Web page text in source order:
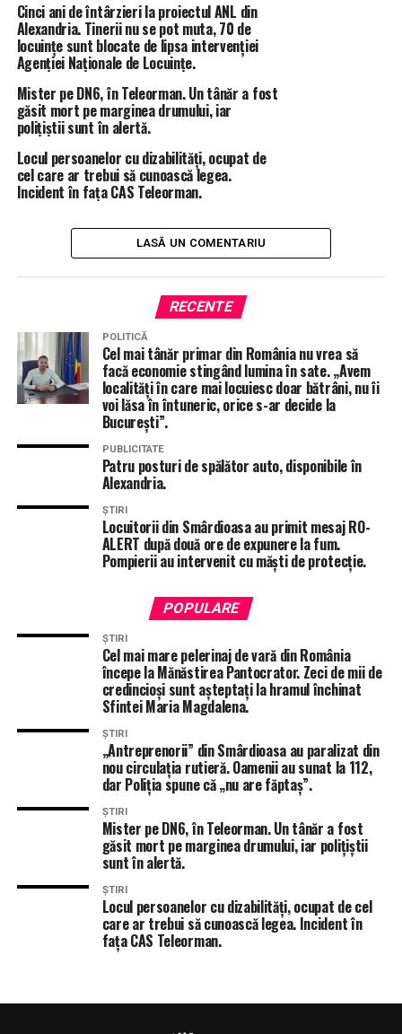
care aspir mă va ajuta să aduc cât mai multe fonduri
pentru un trai mai bun pentru teleormăneni și pentru
dezvoltarea județului nostru”
, a transmis deputatul
Costel Barbu.
Comandat de Partidul Național Liberal-PNL
Organizația Teleorman – Executat de SC Exclusiv
Press Brand S.R.L- portal www.totalimpact.ro – CUI
mandatar financiar coordonator 11240002
ÎNTÂMPLĂRI RECERENTE
URMĂTORUL ARTICOL
Mădălin George Borș, candidatul PSD Teleorman pentru
Camera Deputaților: „Reindustrializarea înseamnă locuri
de muncă sigure, bine plătite, dar și stabilitate
economică”
Ciolacu l-a bagatelizat pe Ciucă în timpul vizitei
laTeleorman: „Ciucă, nu PNL, a zis ca nu mai face alianță
Cinci ani de întârzieri la proiectul ANL din
Alexandria. Tinerii nu se pot muta, 70 de
locuințe sunt blocate de lipsa intervenției
Agenției Naționale de Locuințe.
Mister pe DN6, în Teleorman. Un tânăr a fost
găsit mort pe marginea drumului, iar
polițiștii sunt în alertă.
Locul persoanelor cu dizabilități, ocupat de
cel care ar trebui să cunoască legea.
Incident în fața CAS Teleorman.
LASĂ UN COMENTARIU
RECENTE
POLITICĂ
Cel mai tânăr primar din România nu vrea să
facă economie stingând lumina în sate. „Avem
localități în care mai locuiesc doar bătrâni, nu îi
voi lăsa în întuneric, orice s-ar decide la
București”.
PUBLICITATE
Patru posturi de spălător auto, disponibile în
Alexandria.
ȘTIRI
Locuitorii din Smârdioasa au primit mesaj RO-
ALERT după două ore de expunere la fum.
Pompierii au intervenit cu măști de protecție.
POPULARE
ȘTIRI
Cel mai mare pelerinaj de vară din România
începe la Mănăstirea Pantocrator. Zeci de mii de
credincioși sunt așteptați la hramul închinat
Sfintei Maria Magdalena.
ȘTIRI
„Antreprenorii” din Smârdioasa au paralizat din
nou circulația rutieră. Oamenii au sunat la 112,
dar Poliția spune că „nu are făptaș”.
ȘTIRI
Mister pe DN6, în Teleorman. Un tânăr a fost
găsit mort pe marginea drumului, iar polițiștii
sunt în alertă.
ȘTIRI
Locul persoanelor cu dizabilități, ocupat de cel
care ar trebui să cunoască legea. Incident în
fața CAS Teleorman.